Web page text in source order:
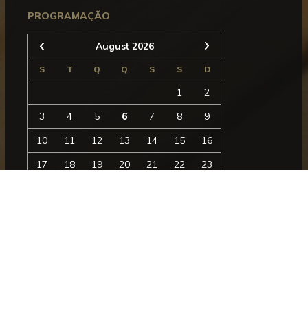
PROGRAMAÇÃO
Anterior August 2026 Seguinte
S T Q Q S S D
1
2
3
4 5 6 7 8
9
10
11 12 13 14 15
16
17
18 19 20 21 22
23